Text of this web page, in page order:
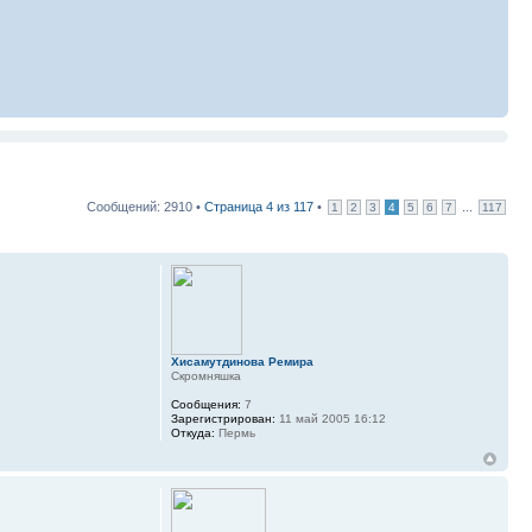
Сообщений: 2910 • Страница 4 из 117 • 1 2 3 4 5 6 7 117
Хисамутдинова Ремира
Скромняшка
Сообщения: 7
Зарегистрирован: 11 май 2005 16:12
Откуда: Пермь